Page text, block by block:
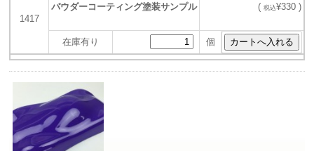
1417
パウダーコーティング塗装サンプル ( 税込¥330 )
在庫有り 個